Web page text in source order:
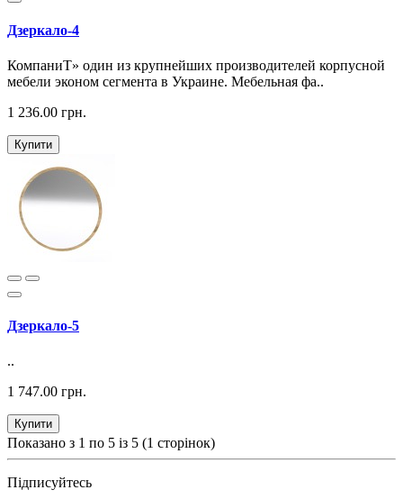
Дзеркало-4
КомпаниТ» один из крупнейших производителей корпусной
мебели эконом сегмента в Украине. Мебельная фа..
1 236.00 грн.
Купити
Дзеркало-5
..
1 747.00 грн.
Купити
Показано з 1 по 5 із 5 (1 сторінок)
Підписуйтесь